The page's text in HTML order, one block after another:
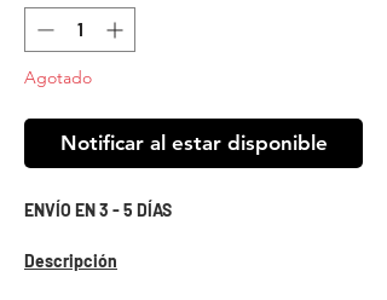
Agotado
Notificar al estar disponible
ENVÍO EN 3 - 5 DÍAS
Descripción